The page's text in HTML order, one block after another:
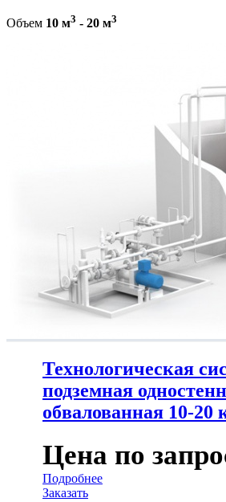
Объем 10 м3 - 20 м3
Технологическая
подземная
обвалованная 10-20
Цена по
Подробнее
Заказать